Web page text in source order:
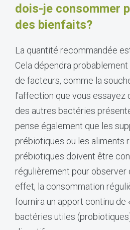
dois-je consommer
des bienfaits?
La quantité recommandée
Cela dépendra probablement
de facteurs, comme la
l’affection que vous
des autres bactéries
pense également que les
prébiotiques ou les aliments
prébiotiques doivent être
régulièrement pour observer
effet, la consommation
fournira un apport continu de
bactéries utiles